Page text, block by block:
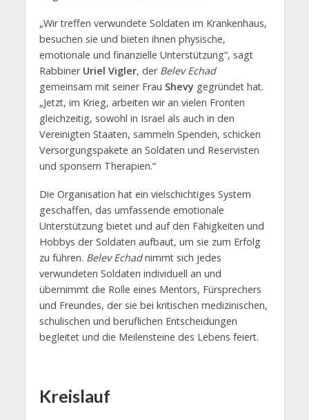
„Wir treffen verwundete Soldaten im Krankenhaus,
besuchen sie und bieten ihnen physische,
emotionale und finanzielle Unterstützung“, sagt
Rabbiner Uriel Vigler, der Belev Echad
gemeinsam mit seiner Frau Shevygegründet hat.
„Jetzt, im Krieg, arbeiten wir an vielen Fronten
gleichzeitig, sowohl in Israel als auch in den
Vereinigten Staaten, sammeln Spenden, schicken
Versorgungspakete an Soldaten und Reservisten
und sponsern Therapien.“
Die Organisation hat ein vielschichtiges System
geschaffen, das umfassende emotionale
Unterstützung bietet und auf den Fähigkeiten und
Hobbys der Soldaten aufbaut, um sie zum Erfolg
zu führen. Belev Echadnimmt sich jedes
verwundeten Soldaten individuell an und
übernimmt die Rolle eines Mentors, Fürsprechers
und Freundes, der sie bei kritischen medizinischen,
schulischen und beruflichen Entscheidungen
begleitet und die Meilensteine des Lebens feiert.
Kreislauf